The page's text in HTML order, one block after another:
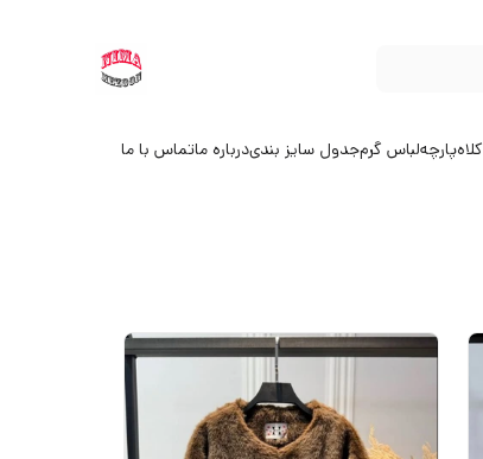
کلاهپارچهلباس گرمجدول سایز بندیدرباره ماتماس با ما